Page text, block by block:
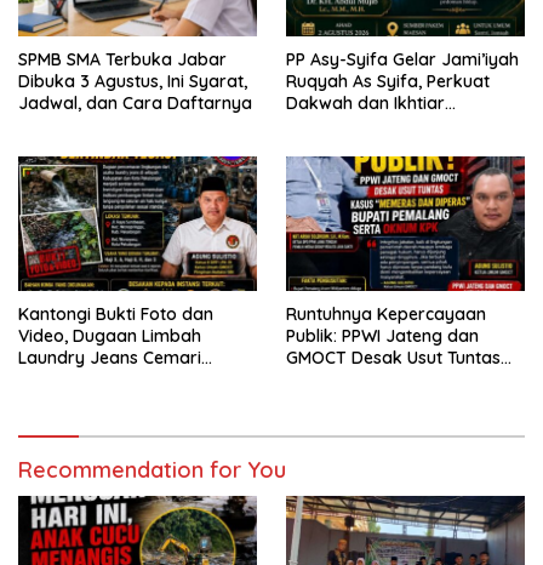
SPMB SMA Terbuka Jabar
Dibuka 3 Agustus, Ini Syarat,
Jadwal, dan Cara Daftarnya
PP Asy-Syifa Gelar Jami’iyah
Ruqyah As Syifa, Perkuat
Dakwah dan Ikhtiar
Kantongi Bukti Foto dan
Video, Dugaan Limbah
Laundry Jeans Cemari
Tegas
Runtuhnya Kepercayaan
Publik: PPWI Jateng dan
GMOCT Desak Usut Tuntas
Recommendation for You